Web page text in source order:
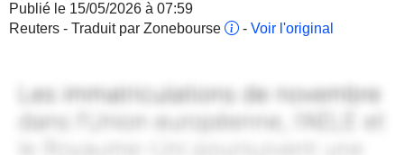
Publié le 15/05/2026 à 07:59
Reuters - Traduit par Zonebourse
- Voir l'original